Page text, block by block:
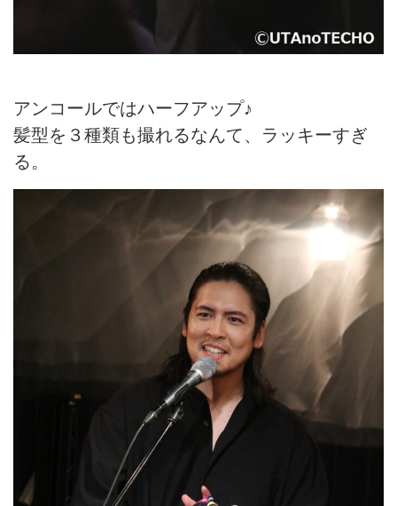
アンコールではハーフアップ♪
髪型を３種類も撮れるなんて、ラッキーすぎ
る。